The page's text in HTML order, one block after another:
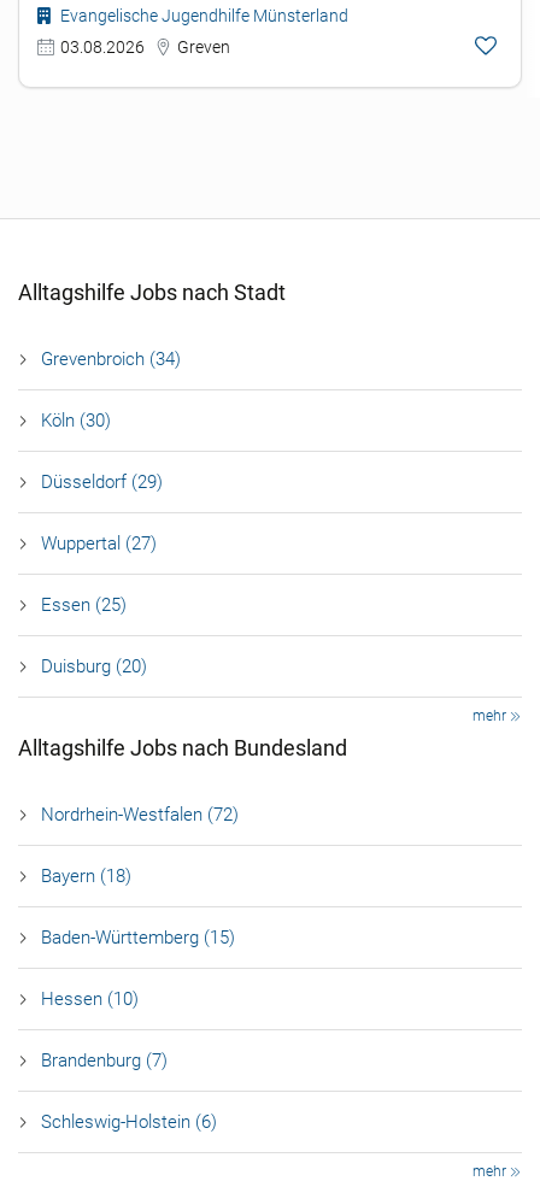
Evangelische Jugendhilfe Münsterland
03.08.2026
Greven
Alltagshilfe Jobs nach Stadt
Grevenbroich (34)
Köln (30)
Düsseldorf (29)
Wuppertal (27)
Essen (25)
Duisburg (20)
mehr
Alltagshilfe Jobs nach Bundesland
Nordrhein-Westfalen (72)
Bayern (18)
Baden-Württemberg (15)
Hessen (10)
Brandenburg (7)
Schleswig-Holstein (6)
mehr